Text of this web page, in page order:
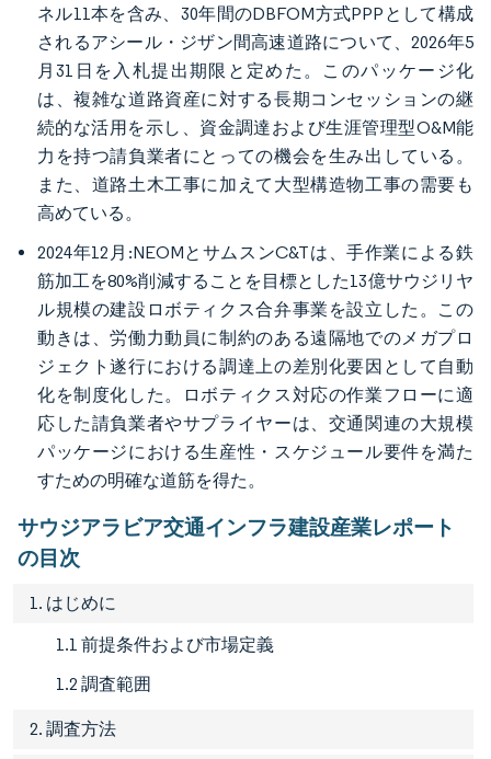
ネル11本を含み、30年間のDBFOM方式PPPとして構成
されるアシール・ジザン間高速道路について、2026年5
月31日を入札提出期限と定めた。このパッケージ化
は、複雑な道路資産に対する長期コンセッションの継
続的な活用を示し、資金調達および生涯管理型O&M能
力を持つ請負業者にとっての機会を生み出している。
また、道路土木工事に加えて大型構造物工事の需要も
高めている。
2024年12月:NEOMとサムスンC&Tは、手作業による鉄
筋加工を80%削減することを目標とした13億サウジリヤ
ル規模の建設ロボティクス合弁事業を設立した。この
動きは、労働力動員に制約のある遠隔地でのメガプロ
ジェクト遂行における調達上の差別化要因として自動
化を制度化した。ロボティクス対応の作業フローに適
応した請負業者やサプライヤーは、交通関連の大規模
パッケージにおける生産性・スケジュール要件を満た
すための明確な道筋を得た。
サウジアラビア交通インフラ建設産業レポート
の目次
1. はじめに
1.1 前提条件および市場定義
1.2 調査範囲
2. 調査方法